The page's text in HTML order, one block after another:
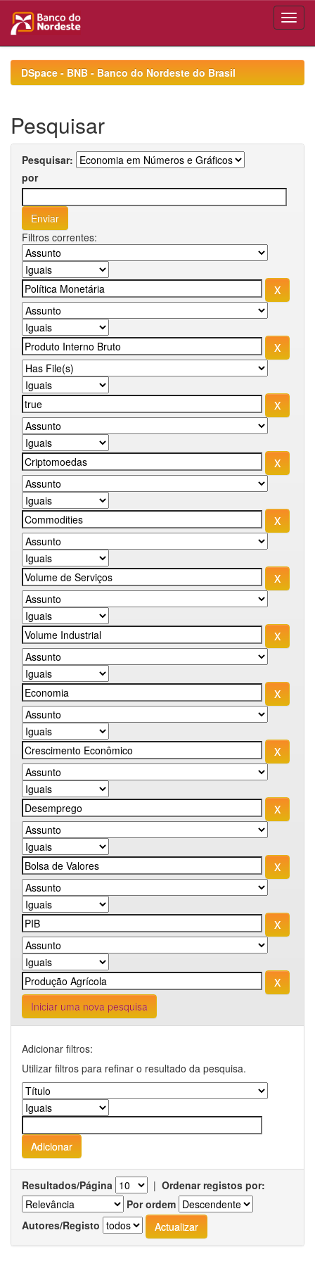
navigationDSpace - BNB - Banco do Nordeste do Brasil
Pesquisar
Pesquisar:
por
Filtros correntes:
Iniciar uma nova pesquisa
Adicionar filtros:
Utilizar filtros para refinar o resultado da pesquisa.
Resultados/Página | Ordenar registos por:
Por ordem
Autores/Registo